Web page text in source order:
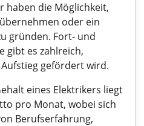
haben die Möglichkeit,
oder ein
gründen. Fort- und
gibt es zahlreich,
gefördert wird.
eines Elektrikers liegt
pro Monat, wobei sich
Berufserfahrung,